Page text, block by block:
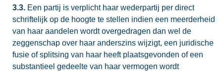
3.3. Een partij is verplicht haar wederpartij per direct
schriftelijk op de hoogte te stellen indien een meerderheid
van haar aandelen wordt overgedragen dan wel de
zeggenschap over haar anderszins wijzigt, een juridische
fusie of splitsing van haar heeft plaatsgevonden of een
substantieel gedeelte van haar vermogen wordt